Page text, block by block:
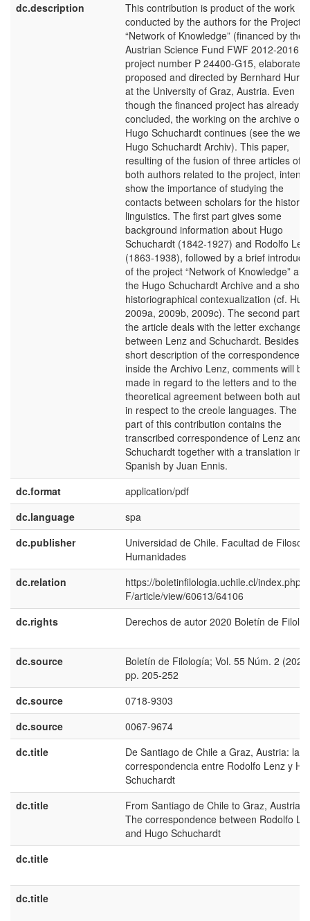
dc.description
This contribution is product of the work
conducted by the authors for the Project
“Network of Knowledge” (financed by the
Austrian Science Fund FWF 2012-2016,
project number P 24400-G15, elaborated,
proposed and directed by Bernhard
at the University of Graz, Austria. Even
though the financed project has already
concluded, the working on the archive of
Hugo Schuchardt continues (see the
Hugo Schuchardt Archiv). This paper,
resulting of the fusion of three articles of
both authors related to the project,
show the importance of studying the
contacts between scholars for the history
linguistics. The first part gives some
background information about Hugo
Schuchardt (1842-1927) and Rodolfo
(1863-1938), followed by a brief
of the project “Network of Knowledge” and
the Hugo Schuchardt Archive and a short
historiographical contexualization (cf.
2009a, 2009b, 2009c). The second part of
the article deals with the letter exchange
between Lenz and Schuchardt. Besides a
short description of the correspondence
inside the Archivo Lenz, comments will be
made in regard to the letters and to the
theoretical agreement between both
in respect to the creole languages. The
part of this contribution contains the
transcribed correspondence of Lenz and
Schuchardt together with a translation into
Spanish by Juan Ennis.
dc.format
application/pdf
dc.language
spa
dc.publisher
Universidad de Chile. Facultad de
Humanidades
dc.relation
https://boletinfilologia.uchile.cl/index.php/
F/article/view/60613/64106
dc.rights
Derechos de autor 2020 Boletín de
dc.source
Boletín de Filología; Vol. 55 Núm. 2
pp. 205-252
dc.source
0718-9303
dc.source
0067-9674
dc.title
De Santiago de Chile a Graz, Austria: la
correspondencia entre Rodolfo Lenz y
Schuchardt
dc.title
From Santiago de Chile to Graz, Austria:
The correspondence between Rodolfo
and Hugo Schuchardt
dc.title
dc.title